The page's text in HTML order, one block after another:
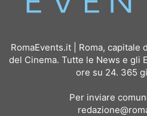
RomaEvents.it | Roma, capitale
del Cinema. Tutte le News e gli
ore su 24. 365
Per inviare